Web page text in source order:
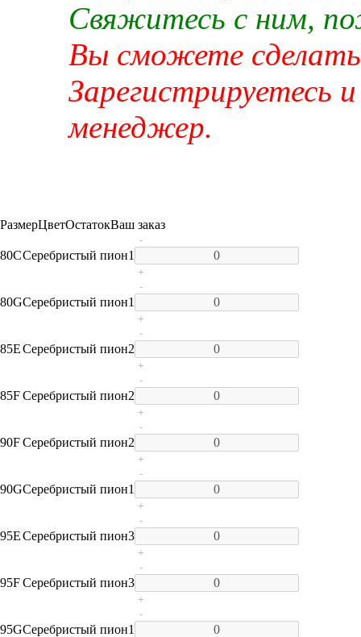
Свяжитесь с ним,
Вы сможете сделать
Зарегистрируетесь
менеджер.
РазмерЦветОстатокВаш заказ
80CСеребристый пион1
-
+
80GСеребристый пион1
-
+
85EСеребристый пион2
-
+
85FСеребристый пион2
-
+
90FСеребристый пион2
-
+
90GСеребристый пион1
-
+
95EСеребристый пион3
-
+
95FСеребристый пион3
-
+
95GСеребристый пион1
-